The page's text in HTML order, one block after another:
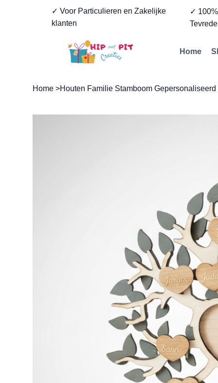
✓ Voor Particulieren en Zakelijke
klanten
✓ 100%
Home
Home >Houten Familie Stamboom Gepersonaliseerd